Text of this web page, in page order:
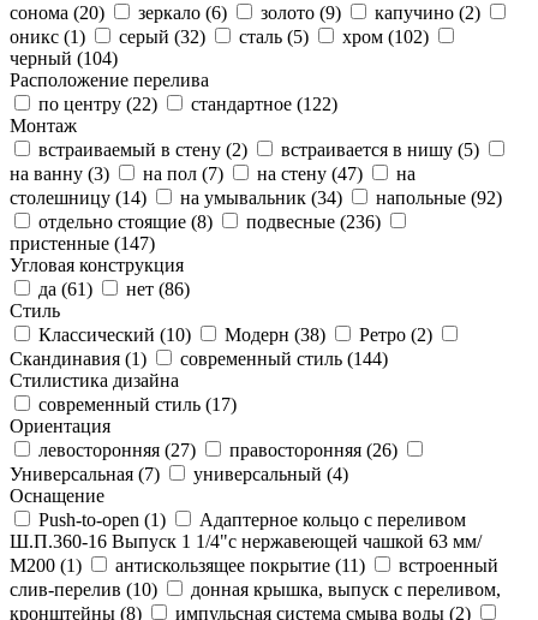
сонома (20) зеркало (6) золото (9) капучино (2)
оникс (1) серый (32) сталь (5) хром (102)
черный (104)
Расположение перелива
по центру (22) стандартное (122)
Монтаж
встраиваемый в стену (2) встраивается в нишу (5)
на ванну (3) на пол (7) на стену (47)
на
столешницу (14) на умывальник (34) напольные (92)
отдельно стоящие (8) подвесные (236)
пристенные (147)
Угловая конструкция
да (61) нет (86)
Стиль
Классический (10) Модерн (38) Ретро (2)
Скандинавия (1) современный стиль (144)
Стилистика дизайна
современный стиль (17)
Ориентация
левосторонняя (27) правосторонняя (26)
Универсальная (7) универсальный (4)
Оснащение
Push-to-open (1)
Адаптерное кольцо с переливом
Ш.П.360-16 Выпуск 1 1/4"с нержавеющей чашкой 63 мм/
М200 (1) антискользящее покрытие (11)
встроенный
слив-перелив (10)
донная крышка, выпуск с переливом,
кронштейны (8) импульсная система смыва воды (2)